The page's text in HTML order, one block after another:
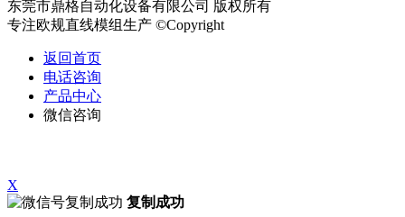
东莞市鼎格自动化设备有限公司 版权所有
专注欧规直线模组生产 ©Copyright
返回首页
电话咨询
产品中心
微信咨询
X
复制成功